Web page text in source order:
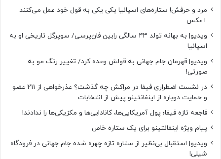
مرد و حرفش! ستاره‌های اسپانیا یکی یکی به قول خود عمل می‌کنند
+عکس
ویدیو| به بهانه تولد ۴۳ سالگی رابین فان‌پرسی/ سوپرگل تاریخی او به
اسپانیا
ویدیو| قهرمان جام جهانی به قولش وعده کرد/ تغییر رنگ مو به
صورتی!
در نشست اضطراری فیفا در مراکش چه گذشت؟ عذرخواهی از ۲۱۱ عضو
و حمایت دوباره از اینفانتینو پیش از انتخابات
فاجعه تازه فیفا؛ پول آمریکایی‌ها، کانادایی‌ها و مکزیکی‌ها را ندادند!
پیام ویژه اینفانتینو برای یک ستاره خاص
ویدیو| استقبال بی‌نظیر از ستاره تازه چهره شده جام جهانی در فرودگاه
شیلی!